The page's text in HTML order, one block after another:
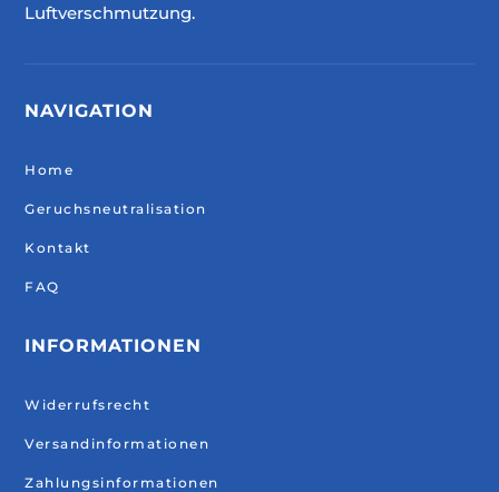
Luftverschmutzung.
NAVIGATION
Home
Geruchsneutralisation
Kontakt
FAQ
INFORMATIONEN
Widerrufsrecht
Versandinformationen
Zahlungsinformationen